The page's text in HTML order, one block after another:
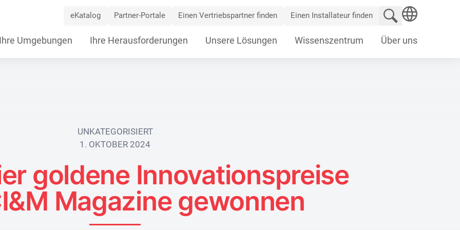
eKatalog Partner-Portale Einen Vertriebspartner finden Einen Installateur finden
Website
Ihre Umgebungen Ihre Herausforderungen Unsere Lösungen Wissenszentrum Über uns
UNKATEGORISIERT
1. OKTOBER 2024
goldene Innovationspreise
Magazine gewonnen